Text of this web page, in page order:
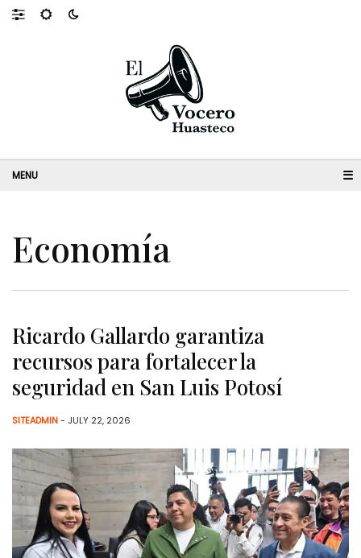
☰
Economía
Ricardo Gallardo garantiza
recursos para fortalecer la
seguridad en San Luis Potosí
SITEADMIN- JULY 22, 2026